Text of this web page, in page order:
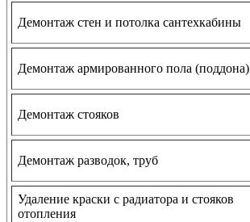
Демонтаж стен и потолка сантехкабины
Демонтаж армированного пола (поддона)
Демонтаж стояков
Демонтаж разводок, труб
Удаление краски с радиатора и стояков
отопления